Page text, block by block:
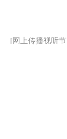
[网上传播视听节